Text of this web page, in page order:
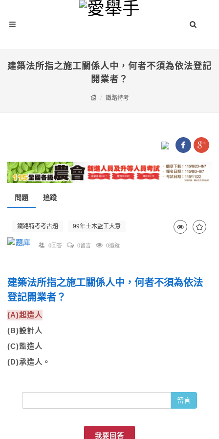
建築法所指之施工關係人中，何者不須為依法登記
開業者？
鐵路特考
問題 追蹤
鐵路特考考古題 99年土木監工大意
0回答 0留言 0追蹤
建築法所指之施工關係人中，何者不須為依法
登記開業者？
(A)起造人
(B)設計人
(C)監造人
(D)承造人。
留言
我要回答